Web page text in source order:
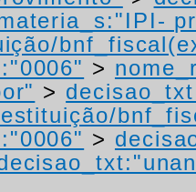
>
>
>